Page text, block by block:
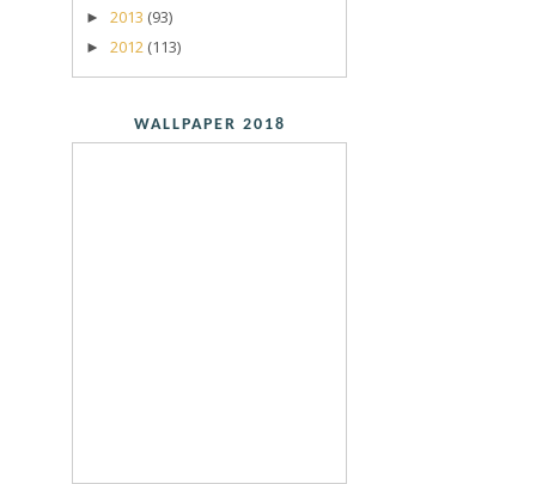
► 2013 (93)
► 2012 (113)
WALLPAPER 2018